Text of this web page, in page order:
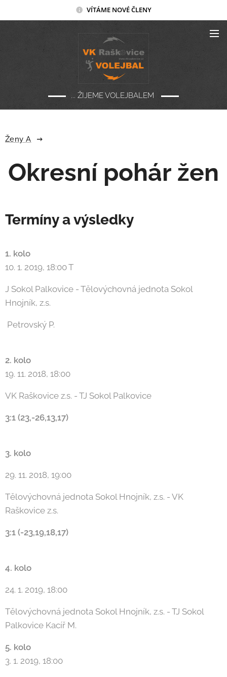
VÍTÁME NOVÉ ČLENY
... ŽIJEME VOLEJBALEM
Ženy A
Okresní pohár žen
Termíny a výsledky
1. kolo
10. 1. 2019, 18:00 T
J Sokol Palkovice - Tělovýchovná jednota Sokol
Hnojník, z.s.
Petrovský P.
2. kolo
19. 11. 2018, 18:00
VK Raškovice z.s. - TJ Sokol Palkovice
3:1 (23,-26,13,17)
3. kolo
29. 11. 2018, 19:00
Tělovýchovná jednota Sokol Hnojník, z.s. - VK
Raškovice z.s.
3:1 (-23,19,18,17)
4. kolo
24. 1. 2019, 18:00
Tělovýchovná jednota Sokol Hnojník, z.s. - TJ Sokol
Palkovice Kacíř M.
5. kolo
3. 1. 2019, 18:00